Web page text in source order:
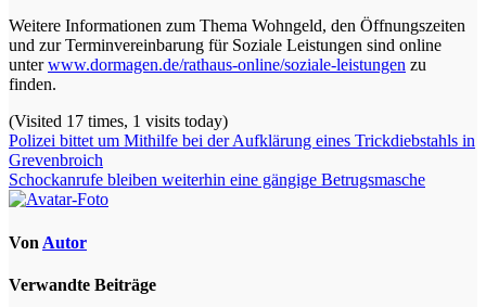
Wei­te­re Infor­ma­tio­nen zum The­ma Wohn­geld, den Öff­nungs­zei­ten
und zur Ter­min­ver­ein­ba­rung für Sozia­le Leis­tun­gen sind online
unterwww.dormagen.de/rathaus-online/soziale-leistungen zu
finden.
(Visi­ted 17 times, 1 visits today)
Beitragsnavigation
Polizei bittet um Mithilfe bei der Aufklärung eines Trickdiebstahls in
Grevenbroich
Schockanrufe bleiben weiterhin eine gängige Betrugsmasche
Von Autor
Verwandte Beiträge